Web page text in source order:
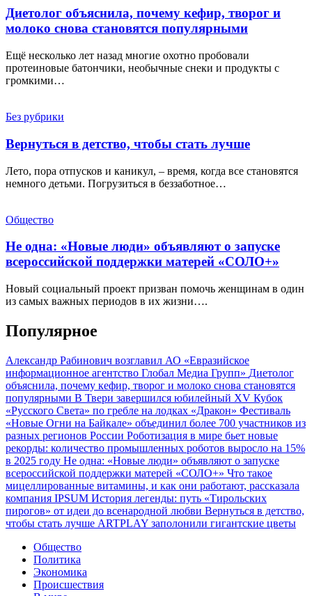
Диетолог объяснила, почему кефир, творог и
молоко снова становятся популярными
Ещё несколько лет назад многие охотно пробовали
протеиновые батончики, необычные снеки и продукты с
громкими…
Без рубрики
Вернуться в детство, чтобы стать лучше
Лето, пора отпусков и каникул, – время, когда все становятся
немного детьми. Погрузиться в беззаботное…
Общество
Не одна: «Новые люди» объявляют о запуске
всероссийской поддержки матерей «СОЛО+»
Новый социальный проект призван помочь женщинам в один
из самых важных периодов в их жизни….
Популярное
Александр Рабинович возглавил АО «Евразийское
информационное агентство Глобал Медиа Групп» Диетолог
объяснила, почему кефир, творог и молоко снова становятся
популярными В Твери завершился юбилейный XV Кубок
«Русского Света» по гребле на лодках «Дракон» Фестиваль
«Новые Огни на Байкале» объединил более 700 участников из
разных регионов России Роботизация в мире бьет новые
рекорды: количество промышленных роботов выросло на 15%
в 2025 году Не одна: «Новые люди» объявляют о запуске
всероссийской поддержки матерей «СОЛО+» Что такое
мицеллированные витамины, и как они работают, рассказала
компания IPSUM История легенды: путь «Тирольских
пирогов» от идеи до всенародной любви Вернуться в детство,
чтобы стать лучше ARTPLAY заполонили гигантские цветы
Общество
Политика
Экономика
Происшествия